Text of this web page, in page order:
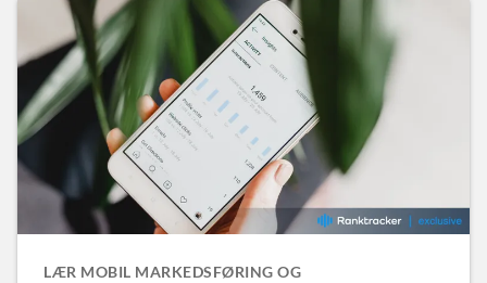
LÆR MOBIL MARKEDSFØRING OG